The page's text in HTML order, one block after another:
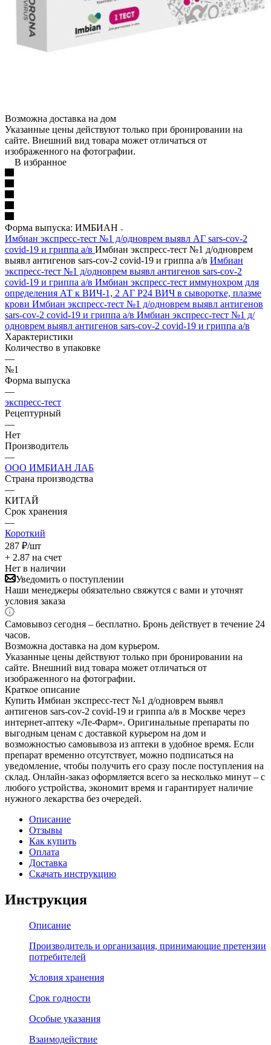
Возможна доставка на дом
Указанные цены действуют только при бронировании на
сайте. Внешний вид товара может отличаться от
изображенного на фотографии.
В избранное
Форма выпуска: ИМБИАН
Имбиан экспресс-тест №1 д/одноврем выявл АГ sars-cov-2
covid-19 и гриппа а/в Имбиан экспресс-тест №1 д/одноврем
выявл антигенов sars-cov-2 covid-19 и гриппа а/в Имбиан
экспресс-тест №1 д/одноврем выявл антигенов sars-cov-2
covid-19 и гриппа а/в Имбиан экспресс-тест иммунохром для
определения АТ к ВИЧ-1, 2 АГ Р24 ВИЧ в сыворотке, плазме
крови Имбиан экспресс-тест №1 д/одноврем выявл антигенов
sars-cov-2 covid-19 и гриппа а/в Имбиан экспресс-тест №1 д/
одноврем выявл антигенов sars-cov-2 covid-19 и гриппа а/в
Характеристики
Количество в упаковке
—
№1
Форма выпуска
—
экспресс-тест
Рецептурный
—
Нет
Производитель
—
ООО ИМБИАН ЛАБ
Страна производства
—
КИТАЙ
Срок хранения
—
Короткий
287 ₽/шт
+ 2.87 на счет
Нет в наличии
Уведомить о поступлении
Наши менеджеры обязательно свяжутся с вами и уточнят
условия заказа
Самовывоз сегодня – бесплатно. Бронь действует в течение 24
часов.
Возможна доставка на дом курьером.
Указанные цены действуют только при бронировании на
сайте. Внешний вид товара может отличаться от
изображенного на фотографии.
Краткое описание
Купить Имбиан экспресс-тест №1 д/одноврем выявл
антигенов sars-cov-2 covid-19 и гриппа а/в в Москве через
интернет-аптеку «Ле-Фарм». Оригинальные препараты по
выгодным ценам с доставкой курьером на дом и
возможностью самовывоза из аптеки в удобное время. Если
препарат временно отсутствует, можно подписаться на
уведомление, чтобы получить его сразу после поступления на
склад. Онлайн-заказ оформляется всего за несколько минут – с
любого устройства, экономит время и гарантирует наличие
нужного лекарства без очередей.
Описание
Отзывы
Как купить
Оплата
Доставка
Скачать инструкцию
Инструкция
Описание
Производитель и организация, принимающие претензии
потребителей
Условия хранения
Срок годности
Особые указания
Взаимодействие